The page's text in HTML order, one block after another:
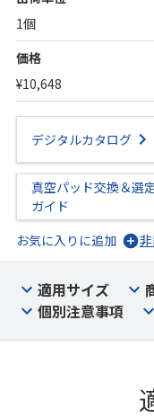
1個
価格
¥10,648
デジタルカタログ
真空パッド交換＆選
ガイド
お気に入りに追加
適用サイズ
個別注意事項